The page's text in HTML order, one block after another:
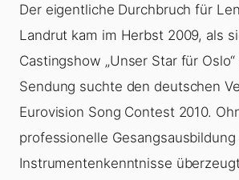
Der eigentliche Durchbruch für
Landrut kam im Herbst 2009, als
Castingshow „Unser Star für
Sendung suchte den deutschen
Eurovision Song Contest 2010.
professionelle Gesangsausbildung
Instrumentenkenntnisse